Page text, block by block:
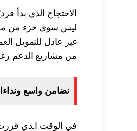
الاحتجاج الذي بدأ
ليس سوى جزء من
غير عادل للتمويل
من مشاريع الدعم
تضامن واسع
في الوقت الذي قررت